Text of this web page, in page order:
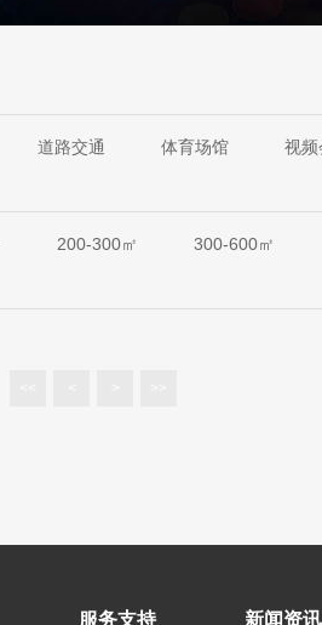
道路交通 体育场馆 视频
200-300㎡ 300-600㎡
服务支持 新闻资讯